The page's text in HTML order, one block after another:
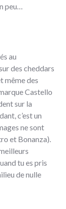
peu…
au
des cheddars
même des
Castello
sur la
c’est un
ne sont
et Bonanza).
tu es pris
de nulle